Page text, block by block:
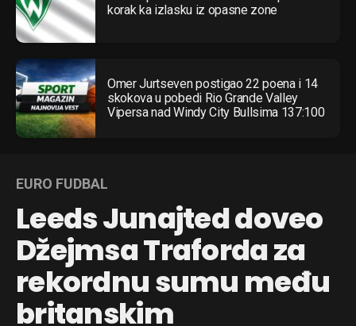
korak ka izlasku iz opasne zone
Omer Jurtseven postigao 22 poena i 14
skokova u pobedi Rio Grande Valley
Vipersa nad Windy City Bullsima 137:100
EURO FUDBAL
Leeds Junajted doveo
Džejmsa Traforda za
rekordnu sumu među
britanskim